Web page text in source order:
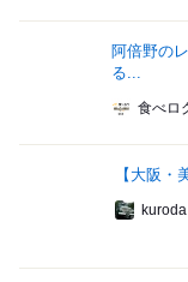
阿倍野の
る...
食べロ
【大阪・
kuroda